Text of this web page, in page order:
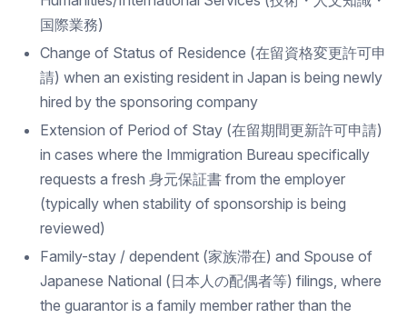
国際業務)
Change of Status of Residence (在留資格変更許可申
請) when an existing resident in Japan is being newly
hired by the sponsoring company
Extension of Period of Stay (在留期間更新許可申請)
in cases where the Immigration Bureau specifically
requests a fresh 身元保証書 from the employer
(typically when stability of sponsorship is being
reviewed)
Family-stay / dependent (家族滞在) and Spouse of
Japanese National (日本人の配偶者等) filings, where
the guarantor is a family member rather than the